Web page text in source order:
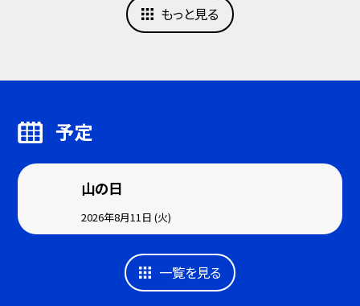
もっと見る
予定
山の日
2026年8月11日 (火)
一覧を見る